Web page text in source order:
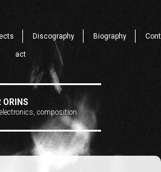
Discography Biography Cont
act
ORINS
composition